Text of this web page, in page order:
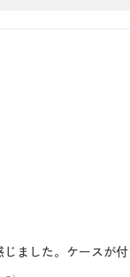
ました。ケースが付